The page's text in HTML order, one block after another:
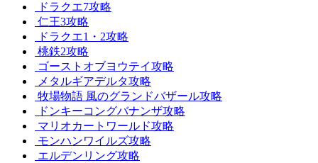
ドラクエ7攻略
仁王3攻略
ドラクエ1・2攻略
桃鉄2攻略
ゴーストオブヨウテイ攻略
メタルギアデルタ攻略
牧場物語 風のグランドバザール攻略
ドンキーコングバナンザ攻略
マリオカートワールド攻略
モンハンワイルズ攻略
エルデンリング攻略